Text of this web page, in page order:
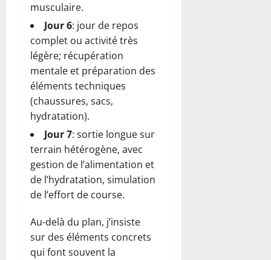
musculaire.
Jour 6: jour de repos
complet ou activité très
légère; récupération
mentale et préparation des
éléments techniques
(chaussures, sacs,
hydratation).
Jour 7: sortie longue sur
terrain hétérogène, avec
gestion de l’alimentation et
de l’hydratation, simulation
de l’effort de course.
Au-delà du plan, j’insiste
sur des éléments concrets
qui font souvent la